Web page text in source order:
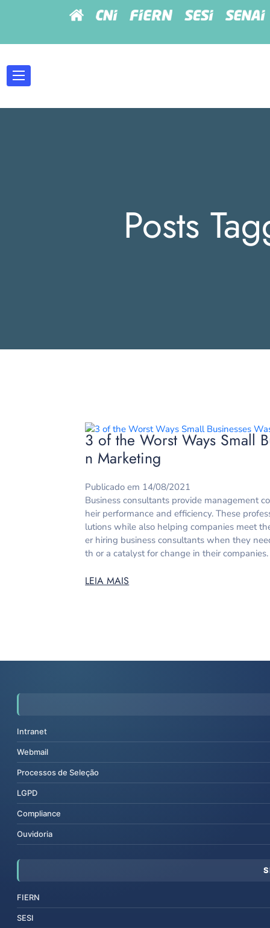
Posts
3 of the Worst Ways Small
n Marketing
Publicado em 14/08/2021
Business consultants provide management
heir performance and efficiency. These
lutions while also helping companies meet
er hiring business consultants when they
th or a catalyst for change in their
LEIA MAIS
Intranet
Webmail
Processos de Seleção
LGPD
Compliance
Ouvidoria
FIERN
SESI